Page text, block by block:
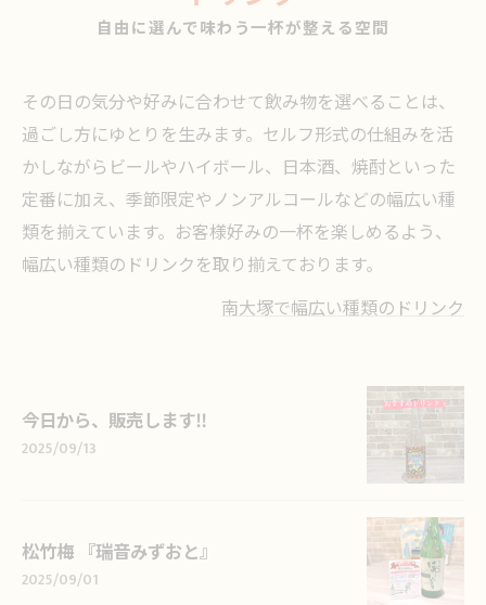
自由に選んで味わう一杯が整える空間
その日の気分や好みに合わせて飲み物を選べることは、
過ごし方にゆとりを生みます。セルフ形式の仕組みを活
かしながらビールやハイボール、日本酒、焼酎といった
定番に加え、季節限定やノンアルコールなどの幅広い種
類を揃えています。お客様好みの一杯を楽しめるよう、
幅広い種類のドリンクを取り揃えております。
南大塚で幅広い種類のドリンク
今日から、販売します‼️
2025/09/13
松竹梅 『瑞音みずおと』
2025/09/01